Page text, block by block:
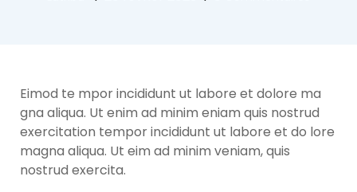
Eimod te mpor incididunt ut labore et dolore ma
gna aliqua. Ut enim ad minim eniam quis nostrud
exercitation tempor incididunt ut labore et do lore
magna aliqua. Ut eim ad minim veniam, quis
nostrud exercita.